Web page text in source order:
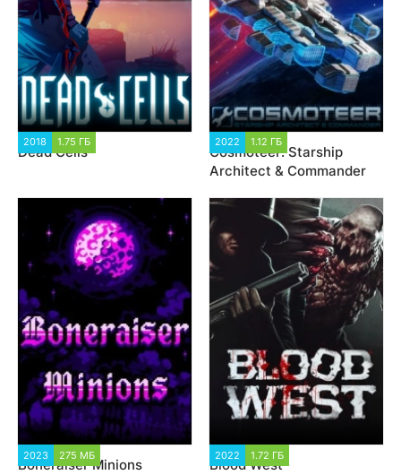
2018 1.75 ГБ
Dead Cells
2022 1.12 ГБ
Cosmoteer: Starship
Architect & Commander
2023 275 МБ
Boneraiser Minions
2022 1.72 ГБ
Blood West